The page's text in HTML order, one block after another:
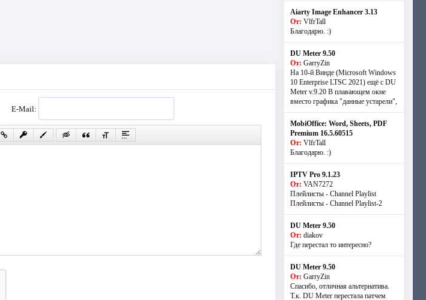
E-Mail:
Aiarty Image Enhancer 3.13
От: VlfrTall
Благодарю. :)
DU Meter 9.50
От: GarryZin
На 10-й Винде (Microsoft Windows
10 Enterprise LTSC 2021) ещё с DU
Meter v.9.20 В плавающем окне
вместо графика "данные устарели",
MobiOffice: Word, Sheets, PDF
Premium 16.5.60515
От: VlfrTall
Благодарю. :)
IPTV Pro 9.1.23
От: VAN7272
Плейлисты - Channel Playlist
Плейлисты - Channel Playlist-2
DU Meter 9.50
От: diakov
Где перестал то интересно?
DU Meter 9.50
От: GarryZin
Спасибо, отличная альтернатива.
Т.к. DU Meter перестала патчем